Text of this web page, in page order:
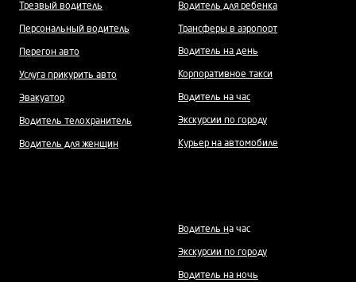
Трезвый водитель
Персональный водитель
Перегон авто
Услуга прикурить авто
Эвакуатор
Водитель телохранитель
Водитель для женщин
Водитель для ребенка
Трансферы в аэропорт
Водитель на день
Корпоративное такси
Водитель на час
Экскурсии по городу
Курьер на автомобиле
Водитель на час
Экскурсии по городу
Водитель на ночь